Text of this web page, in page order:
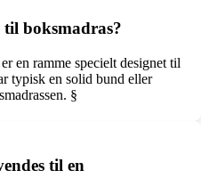
til boksmadras?
en ramme specielt designet til
typisk en solid bund eller
§
til en